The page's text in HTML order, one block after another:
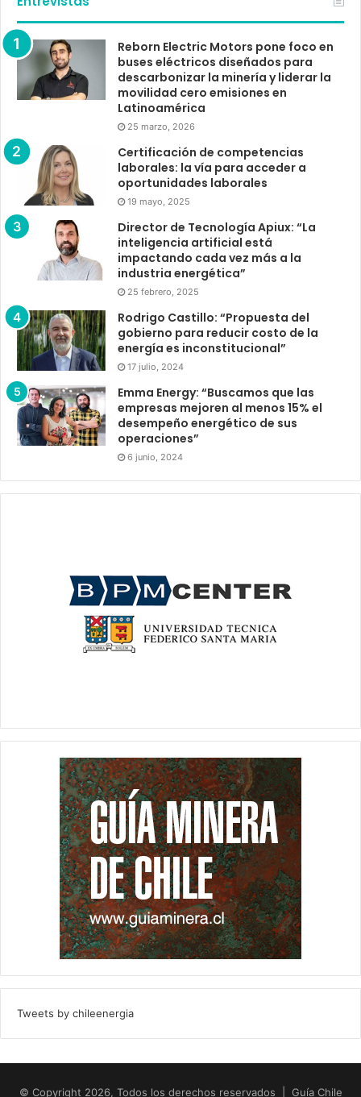
Reborn Electric Motors pone foco en
buses eléctricos diseñados para
descarbonizar la minería y liderar la
movilidad cero emisiones en
Latinoamérica
25 marzo, 2026
Certificación de competencias
laborales: la vía para acceder a
oportunidades laborales
19 mayo, 2025
Director de Tecnología Apiux: “La
inteligencia artificial está
impactando cada vez más a la
industria energética”
25 febrero, 2025
Rodrigo Castillo: “Propuesta del
gobierno para reducir costo de la
energía es inconstitucional”
17 julio, 2024
Emma Energy: “Buscamos que las
empresas mejoren al menos 15% el
desempeño energético de sus
operaciones”
6 junio, 2024
Tweets by chileenergia
© Copyright 2026, Todos los derechos reservados | Guía Chile